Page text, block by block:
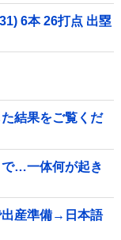
6本 26打点 出塁
結果をご覧くだ
で…一体何が起き
出産準備→日本語